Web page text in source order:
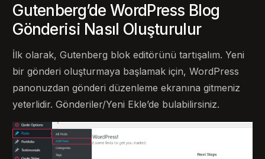
Gutenberg’de WordPress Blog
Gönderisi Nasıl Oluşturulur
İlk olarak, Gutenberg blok editörünü tartışalım. Yeni
bir gönderi oluşturmaya başlamak için, WordPress
panonuzdan gönderi düzenleme ekranına gitmeniz
yeterlidir. Gönderiler/Yeni Ekle’de bulabilirsiniz.